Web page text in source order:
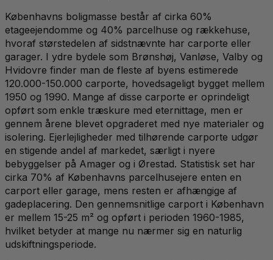
Københavns boligmasse består af cirka 60%
etageejendomme og 40% parcelhuse og rækkehuse,
hvoraf størstedelen af sidstnævnte har carporte eller
garager. I ydre bydele som Brønshøj, Vanløse, Valby og
Hvidovre finder man de fleste af byens estimerede
120.000-150.000 carporte, hovedsageligt bygget mellem
1950 og 1990. Mange af disse carporte er oprindeligt
opført som enkle træskure med eternittage, men er
gennem årene blevet opgraderet med nye materialer og
isolering. Ejerlejligheder med tilhørende carporte udgør
en stigende andel af markedet, særligt i nyere
bebyggelser på Amager og i Ørestad. Statistisk set har
cirka 70% af Københavns parcelhusejere enten en
carport eller garage, mens resten er afhængige af
gadeplacering. Den gennemsnitlige carport i København
er mellem 15-25 m² og opført i perioden 1960-1985,
hvilket betyder at mange nu nærmer sig en naturlig
udskiftningsperiode.